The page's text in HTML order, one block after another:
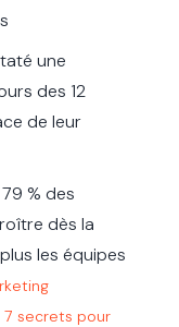
une
des 12
de leur
79 % des
dès la
les équipes
7 secrets pour